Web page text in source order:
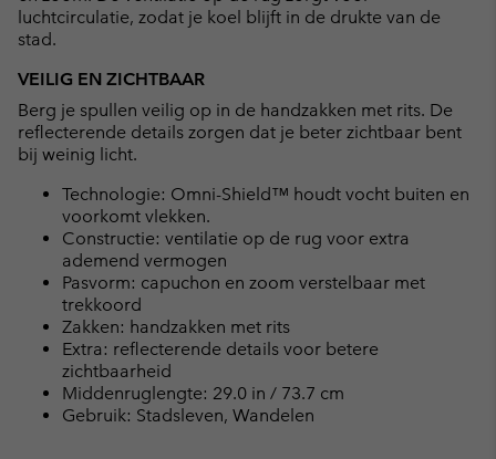
luchtcirculatie, zodat je koel blijft in de drukte van de
stad.
VEILIG EN ZICHTBAAR
Berg je spullen veilig op in de handzakken met rits. De
reflecterende details zorgen dat je beter zichtbaar bent
bij weinig licht.
Technologie: Omni-Shield™ houdt vocht buiten en
voorkomt vlekken.
Constructie: ventilatie op de rug voor extra
ademend vermogen
Pasvorm: capuchon en zoom verstelbaar met
trekkoord
Zakken: handzakken met rits
Extra: reflecterende details voor betere
zichtbaarheid
Middenruglengte: 29.0 in / 73.7 cm
Gebruik: Stadsleven, Wandelen